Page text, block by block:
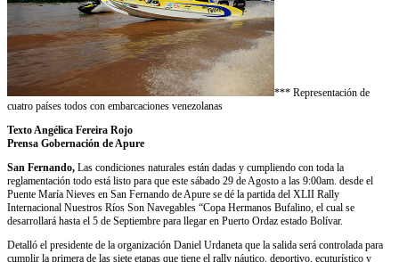
*** Representación de
cuatro países todos con embarcaciones venezolanas
Texto Angélica Fereira Rojo
Prensa Gobernación de Apure
San Fernando, Las condiciones naturales están dadas y cumpliendo con toda la
reglamentación todo está listo para que este sábado 29 de Agosto a las 9:00am. desde el
Puente María Nieves en San Fernando de Apure se dé la partida del XLII Rally
Internacional Nuestros Ríos Son Navegables “Copa Hermanos Bufalino, el cual se
desarrollará hasta el 5 de Septiembre para llegar en Puerto Ordaz estado Bolívar.
Detalló el presidente de la organización Daniel Urdaneta que la salida será controlada para
cumplir la primera de las siete etapas que tiene el rally náutico, deportivo, ecuturístico y